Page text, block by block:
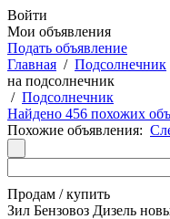
Войти
Мои объявления
Подать объявление
Главная / Подсолнечник
на подсолнечник
/ Подсолнечник
Найдено 456 похожих
Похожие объявления:
Продам / купить
Зил Бензовоз Дизель